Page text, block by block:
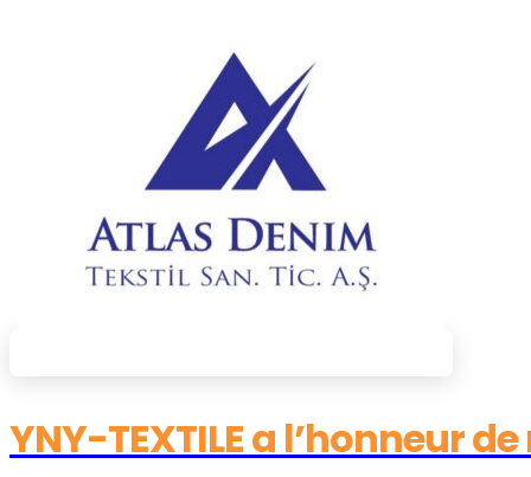
YNY-TEXTILE a l’honneur